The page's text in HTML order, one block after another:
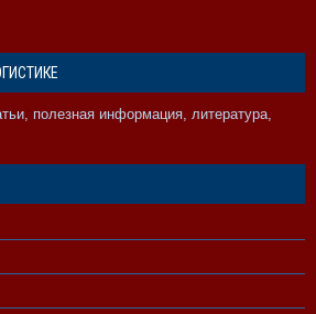
полезная информация, литература,